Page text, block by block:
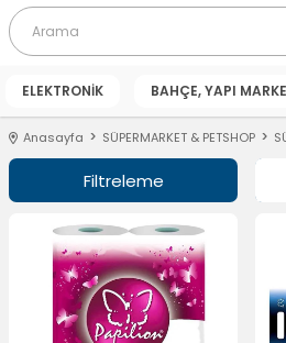
ELEKTRONİK BAHÇE, YAPI
Anasayfa SÜPERMARKET & PETSHOP
Filtreleme